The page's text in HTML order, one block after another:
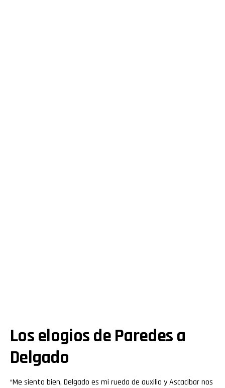
Los elogios de Paredes a
Delgado
“Me siento bien, Delgado es mi rueda de auxilio y Ascacibar nos